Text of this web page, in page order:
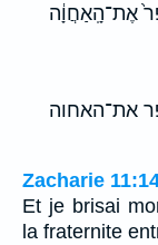
אֶת־הָֽאַחֲוָ֔ה
את־האחוה
Zacharie
Et je brisai
la fraternite